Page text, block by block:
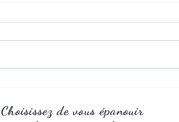
Choisissez de vous épanouir